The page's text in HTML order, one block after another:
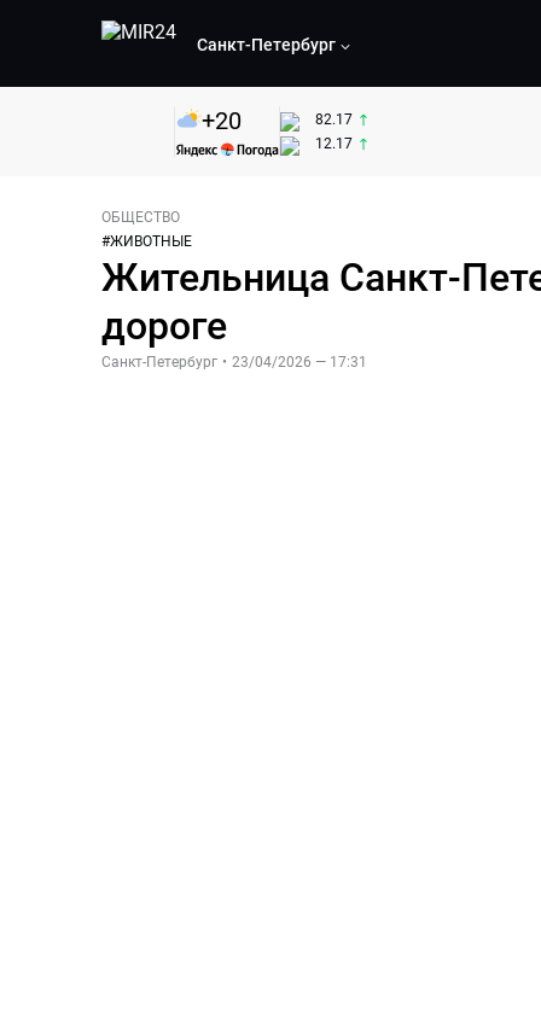
Санкт-Петербург
+20
82.17
12.17
ОБЩЕСТВО
#ЖИВОТНЫЕ
Жительница Санкт-
дороге
Санкт-Петербург • 23/04/2026 — 17:31